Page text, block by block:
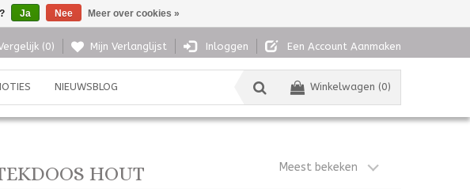
(0) Mijn Verlanglijst Inloggen Een Account Aanmaken
Winkelwagen (0)
NIEUWSBLOG
HOUT Meest bekeken
Ja Nee Meer over cookies »